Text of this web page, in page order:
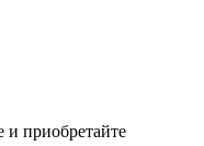
и приобретайте